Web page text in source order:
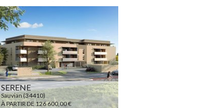
À PARTIR DE 179 000,00 €
SERENE
Sauvian (34410)
À PARTIR DE 126 600,00 €